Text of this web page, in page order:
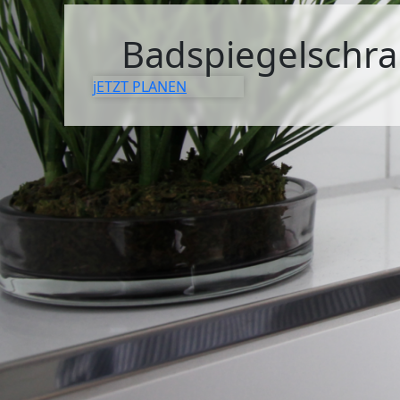
jETZT PLANEN
SIDEBOARDS
KOMMODEN
LOWBOARDS
TV-MÖBEL
FLURMÖBEL
ECKLÖSUNGEN
SCHIEBETÜREN & SCHIEBETÜRSCHRÄNKE
APOTHEKERSCHRANK